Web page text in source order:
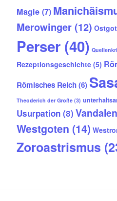
Magie (7)
Merowinger (12)
Perser (40)
Rezeptionsgeschichte (5)
Römisches Reich(6)
Theoderich der Große (3)
Usurpation (8) Vandalen
Westgoten (14)
Zoroastrismus